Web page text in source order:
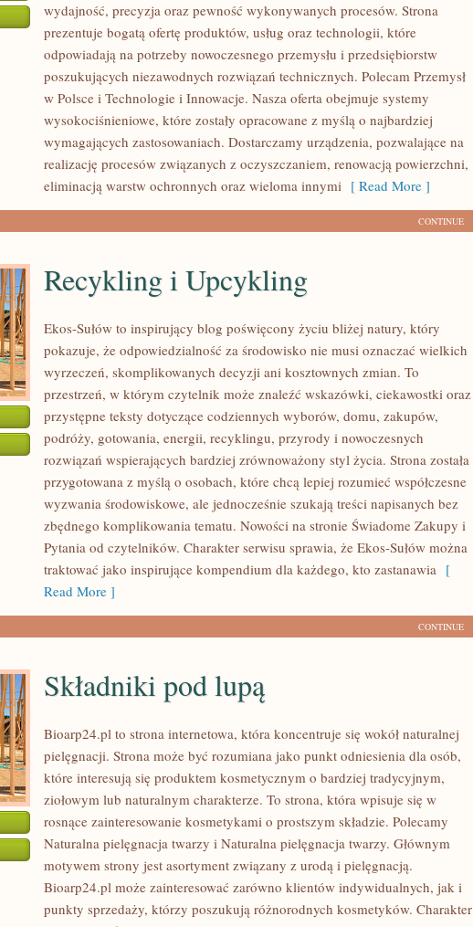
PRZEMYSŁ
wydajność, precyzja oraz pewność wykonywanych procesów. Strona
prezentuje bogatą ofertę produktów, usług oraz technologii, które
odpowiadają na potrzeby nowoczesnego przemysłu i przedsiębiorstw
poszukujących niezawodnych rozwiązań technicznych. Polecam Przemysł
w Polsce i Technologie i Innowacje. Nasza oferta obejmuje systemy
wysokociśnieniowe, które zostały opracowane z myślą o najbardziej
wymagających zastosowaniach. Dostarczamy urządzenia, pozwalające na
realizację procesów związanych z oczyszczaniem, renowacją powierzchni,
eliminacją warstw ochronnych oraz wieloma innymi [ Read More ]
CONTINUE
RECYKLING
UPCYKLING
Recykling i Upcykling
Ekos-Sułów to inspirujący blog poświęcony życiu bliżej natury, który
pokazuje, że odpowiedzialność za środowisko nie musi oznaczać wielkich
wyrzeczeń, skomplikowanych decyzji ani kosztownych zmian. To
przestrzeń, w którym czytelnik może znaleźć wskazówki, ciekawostki oraz
przystępne teksty dotyczące codziennych wyborów, domu, zakupów,
podróży, gotowania, energii, recyklingu, przyrody i nowoczesnych
rozwiązań wspierających bardziej zrównoważony styl życia. Strona została
przygotowana z myślą o osobach, które chcą lepiej rozumieć współczesne
wyzwania środowiskowe, ale jednocześnie szukają treści napisanych bez
zbędnego komplikowania tematu. Nowości na stronie Świadome Zakupy i
Pytania od czytelników. Charakter serwisu sprawia, że Ekos-Sułów można
traktować jako inspirujące kompendium dla każdego, kto zastanawia [
Read More ]
CONTINUE
SKŁADNIKI
Składniki pod lupą
Bioarp24.pl to strona internetowa, która koncentruje się wokół naturalnej
pielęgnacji. Strona może być rozumiana jako punkt odniesienia dla osób,
które interesują się produktem kosmetycznym o bardziej tradycyjnym,
ziołowym lub naturalnym charakterze. To strona, która wpisuje się w
rosnące zainteresowanie kosmetykami o prostszym składzie. Polecamy
Naturalna pielęgnacja twarzy i Naturalna pielęgnacja twarzy. Głównym
motywem strony jest asortyment związany z urodą i pielęgnacją.
Bioarp24.pl może zainteresować zarówno klientów indywidualnych, jak i
punkty sprzedaży, którzy poszukują różnorodnych kosmetyków. Charakter